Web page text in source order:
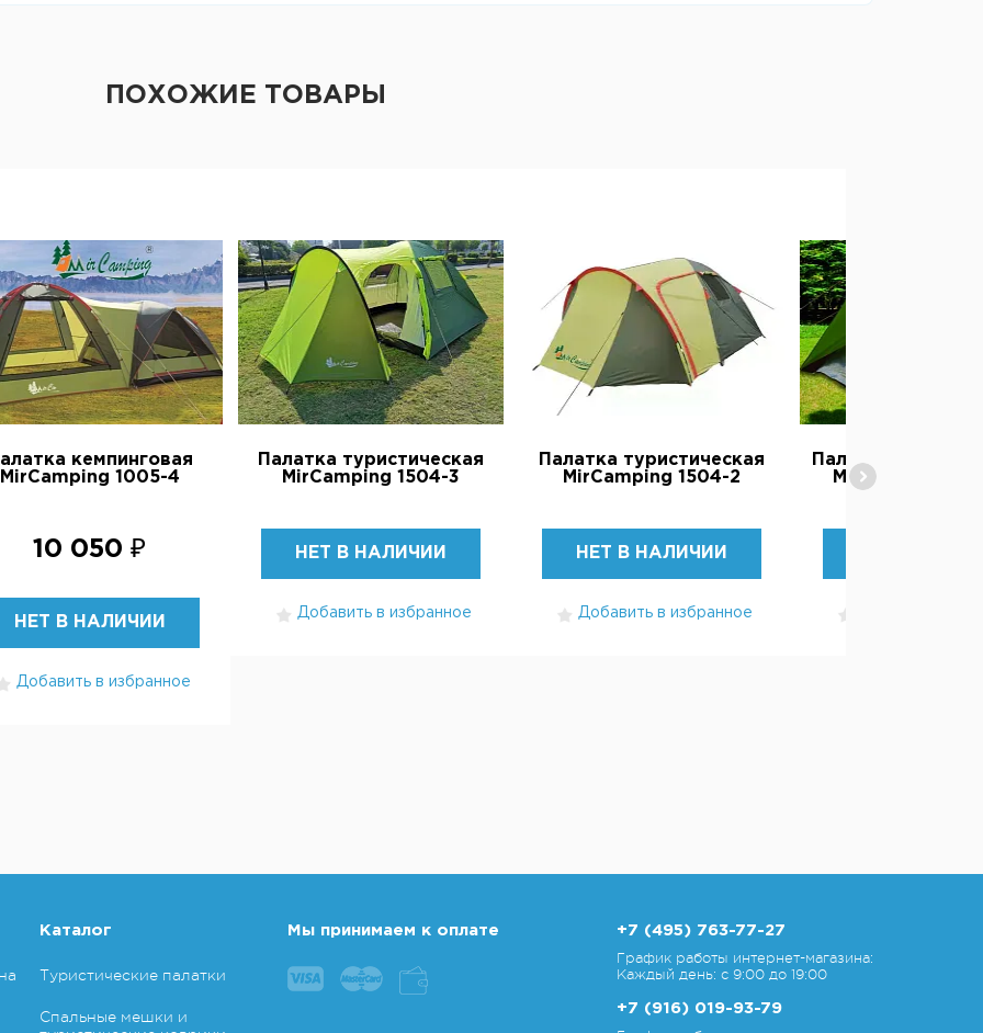
ПОХОЖИЕ ТОВАРЫ
кемпинговая
MirCamping 1005-4
10 050 ₽
НЕТ В НАЛИЧИИ
Добавить в избранное
Палатка туристическая
MirCamping 1504-3
НЕТ В НАЛИЧИИ
Добавить в избранное
Палатка туристическая
MirCamping 1504-2
НЕТ В НАЛИЧИИ
Добавить в избранное
Палатка
MirСamping
Каталог
Туристические палатки
Спальные мешки и
Мы принимаем к оплате +7 (495) 763-77-27
График работы интернет-магазина:
Каждый день: с 9:00 до 19:00
+7 (916) 019-93-79